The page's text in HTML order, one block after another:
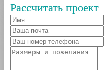
Рассчитать проект